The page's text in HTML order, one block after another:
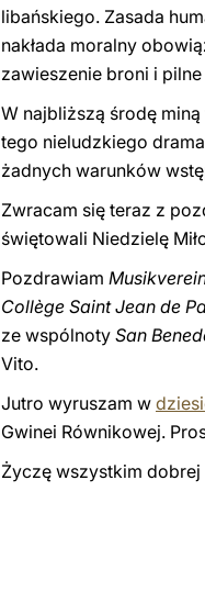
libańskiego. Zasada
nakłada moralny
zawieszenie broni i
W najbliższą środę
tego nieludzkiego
żadnych warunków
Zwracam się teraz z
świętowali Niedzielę
Pozdrawiam
Collège Saint Jean de
ze wspólnoty San
Vito.
Jutro wyruszam w
Gwinei Równikowej.
Życzę wszystkim dobrej